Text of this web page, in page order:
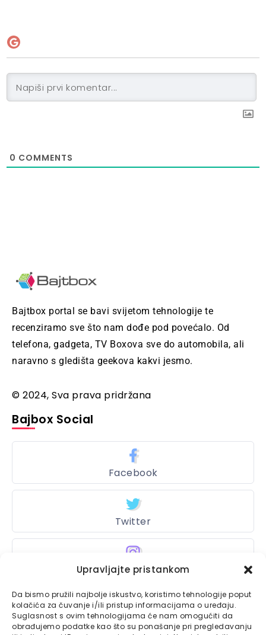
Upravljajte pristankom
Da bismo pružili najbolje iskustvo, koristimo tehnologije poput
kolačića za čuvanje i/ili pristup informacijama o uređaju.
Suglasnost s ovim tehnologijama će nam omogućiti da
obrađujemo podatke kao što su ponašanje pri pregledavanju
0 COMMENTS
Bajtbox portal se bavi svijetom tehnologije te
recenziramo sve što nam dođe pod povećalo. Od
telefona, gadgeta, TV Boxova sve do automobila, ali
naravno s gledišta geekova kakvi jesmo.
© 2024, Sva prava pridržana
Bajbox Social
Facebook
Twitter
Instagram
Bajtbox